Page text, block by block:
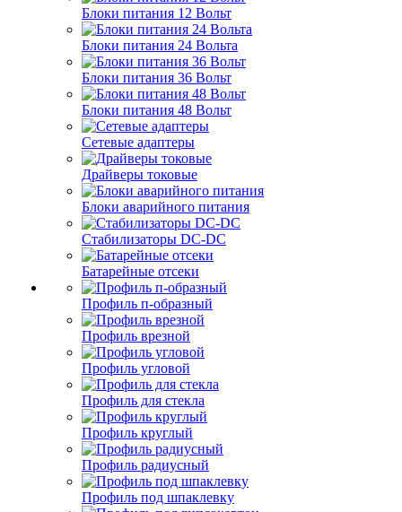
Блоки питания 12 Вольт
Блоки питания 24 Вольта
Блоки питания 36 Вольт
Блоки питания 48 Вольт
Сетевые адаптеры
Драйверы токовые
Блоки аварийного питания
Стабилизаторы DC-DC
Батарейные отсеки
Профиль п-образный
Профиль врезной
Профиль угловой
Профиль для стекла
Профиль круглый
Профиль радиусный
Профиль под шпаклевку